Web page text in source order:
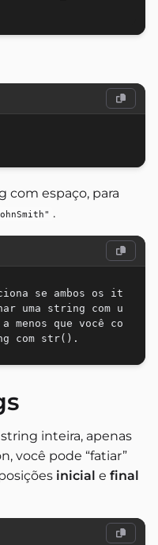
com espaço, para
.
se ambos os it
uma string com u
menos que você co
inteira, apenas
você pode “fatiar”
inicial e final